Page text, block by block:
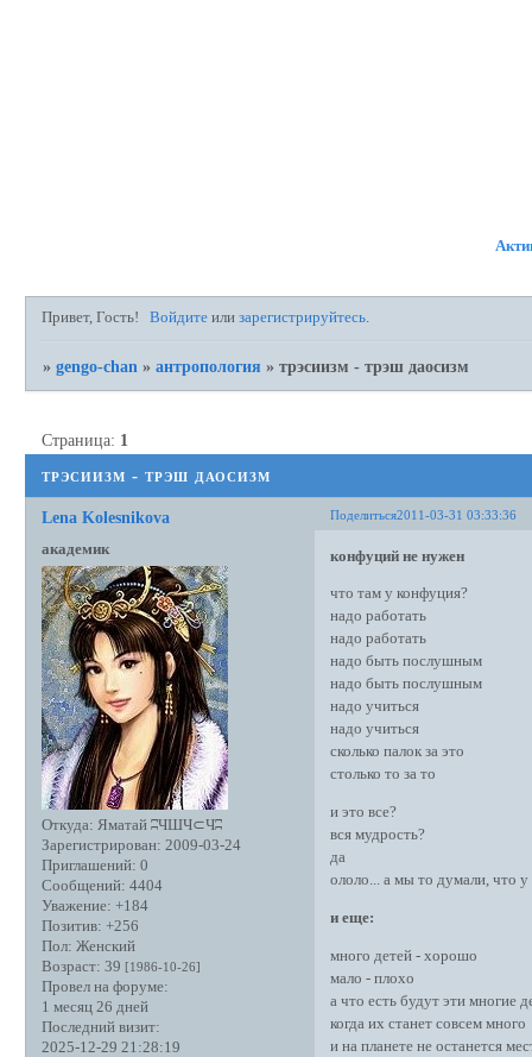
Привет, Гость! Войдите илизарегистрируйтесь.
»gengo-chan »антропология »трэсиизм - трэш даосизм
трэсиизм - трэш даосизм
Страница: 1
Поделиться2011-03-31 03:33:36
Lena Kolesnikova
академик
Откуда: Яматай ʭЧШЧ⊂Чʭ
Зарегистрирован: 2009-03-24
Приглашений: 0
Сообщений: 4404
Уважение: +184
Позитив: +256
Пол: Женский
Возраст: 39 [1986-10-26]
Провел на форуме:
1 месяц 26 дней
Последний визит:
2025-12-29 21:28:19
конфуций не нужен
что там у конфуция?
надо работать
надо работать
надо быть послушным
надо быть послушным
надо учиться
надо учиться
сколько палок за это
столько то за то
и это все?
вся мудрость?
да
ололо... а мы то думали, что
и еще:
много детей - хорошо
мало - плохо
а что есть будут эти многие
когда их станет совсем много
и на планете не останется